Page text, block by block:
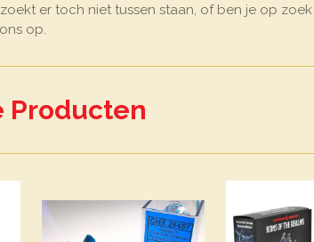
er toch niet tussen staan, of ben je op
op.